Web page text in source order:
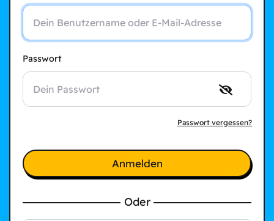
Passwort
Passwort vergessen?
Anmelden
Oder